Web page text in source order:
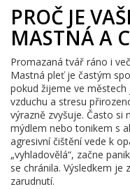
PROČ JE
MASTNÁ A
Promazaná tvář ráno i
Mastná pleť je častým
pokud žijeme ve
vzduchu a stresu
výrazně zvyšuje. Často si
mýdlem nebo tonikem s
agresivní čištění vede k
„vyhladovělá“, začne
se chránila. Výsledkem je
zarudnutí.